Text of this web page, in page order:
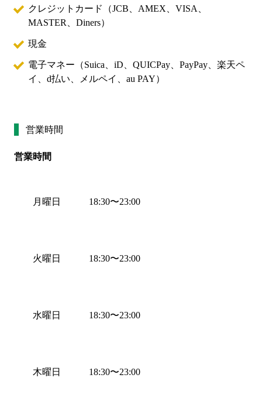
クレジットカード（JCB、AMEX、VISA、
MASTER、Diners）
現金
電子マネー（Suica、iD、QUICPay、PayPay、楽天ペ
イ、d払い、メルペイ、au PAY）
営業時間
営業時間
月曜日
火曜日
水曜日
木曜日
18:30〜23:00
18:30〜23:00
18:30〜23:00
18:30〜23:00